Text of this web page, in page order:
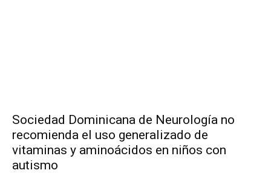
Sociedad Dominicana de Neurología no
recomienda el uso generalizado de
vitaminas y aminoácidos en niños con
autismo